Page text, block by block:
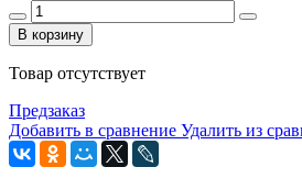
В корзину
Товар отсутствует
Предзаказ
Добавить в сравнение Удалить из